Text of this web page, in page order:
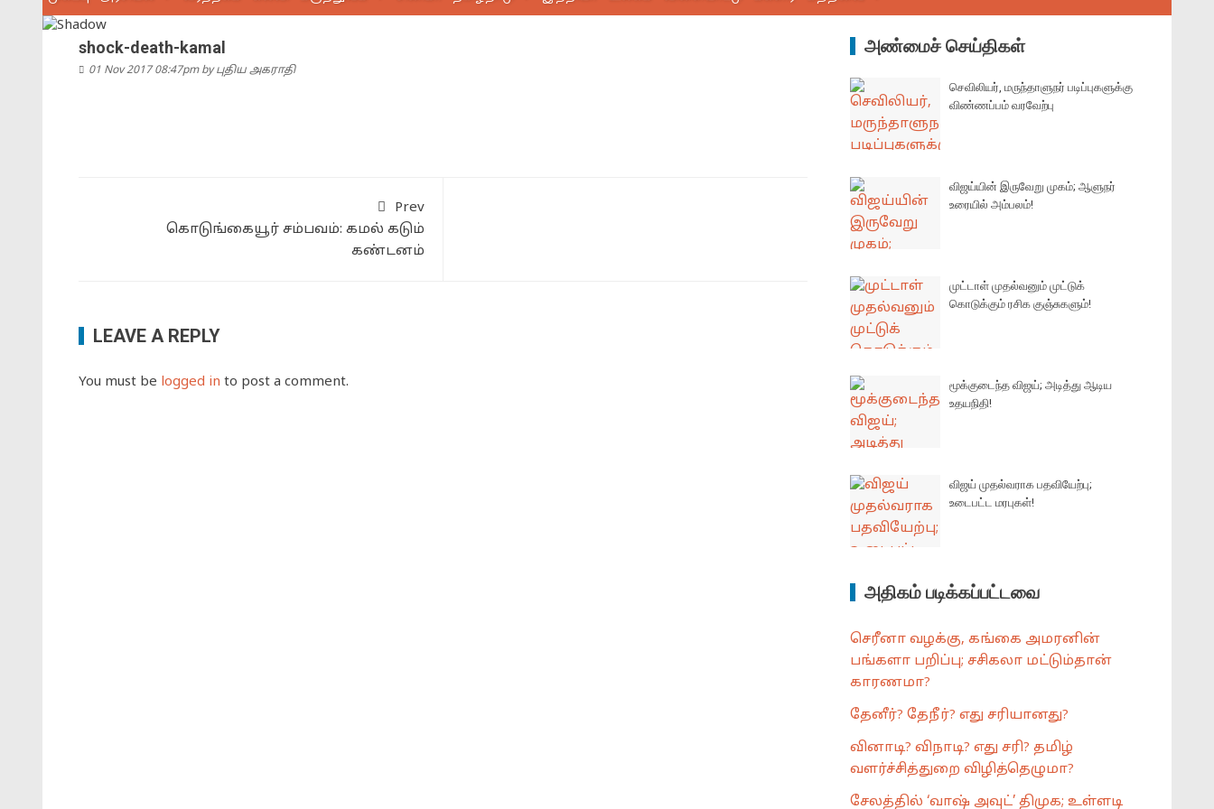
shock-death-kamal
01 Nov 2017 08:47pm byபுதிய அகராதி
Prev
கொடுங்கையூர் சம்பவம்: கமல் கடும்
கண்டனம்
LEAVE A REPLY
You must be logged in to post a comment.
அண்மைச் செய்திகள்
செவிலியர், மருந்தாளுநர் படிப்புகளுக்கு
விண்ணப்பம் வரவேற்பு
விஜய்யின் இருவேறு முகம்; ஆளுநர்
உரையில் அம்பலம்!
முட்டாள் முதல்வனும் முட்டுக்
கொடுக்கும் ரசிக குஞ்சுகளும்!
மூக்குடைந்த விஜய்; அடித்து ஆடிய
உதயநிதி!
விஜய் முதல்வராக பதவியேற்பு;
உடைபட்ட மரபுகள்!
அதிகம் படிக்கப்பட்டவை
செரீனா வழக்கு, கங்கை அமரனின்
பங்களா பறிப்பு; சசிகலா மட்டும்தான்
காரணமா?
தேனீர்? தேநீர்? எது சரியானது?
வினாடி? விநாடி? எது சரி? தமிழ்
வளர்ச்சித்துறை விழித்தெழுமா?
சேலத்தில் ‘வாஷ் அவுட்’ திமுக; உள்ளடி